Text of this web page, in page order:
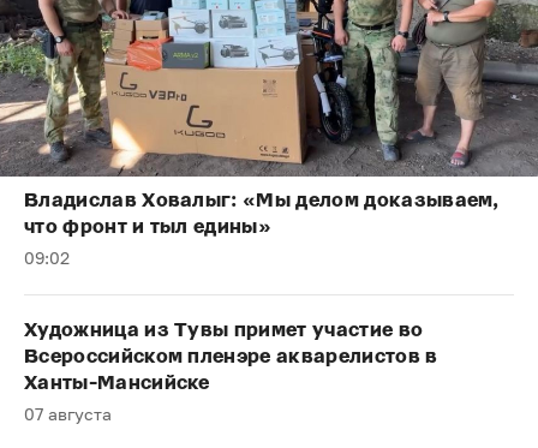
Владислав Ховалыг: «Мы делом доказываем,
что фронт и тыл едины»
09:02
Художница из Тувы примет участие во
Всероссийском пленэре акварелистов в
Ханты-Мансийске
07 августа